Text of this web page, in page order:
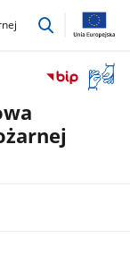
przejdź
okno